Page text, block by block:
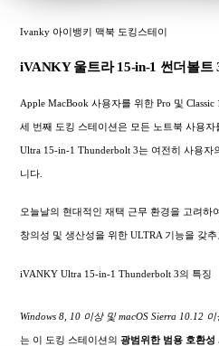
Ivanky 아이뱅키 맥북 도킹스테이
iVANKY 울트라 15-in-1 썬더볼트
Apple MacBook 사용자를 위한 Pro 및
세 번째 도킹 스테이션은 모든 노트북 사용
Ultra 15-in-1 Thunderbolt 3는 여전히 사용
니다.
오늘날의 현대적인 재택 근무 환경을 고려하
창의성 및 생산성을 위한 ULTRA 기능을 갖
iVANKY Ultra 15-in-1 Thunderbolt 3의 특징
Windows 8, 10 이상 및 macOS Sierra 10.12
는 이 도킹 스테이션의광범위한 범용 호환성